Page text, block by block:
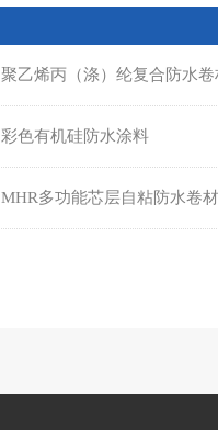
聚乙烯丙（涤）纶复合防水卷
彩色有机硅防水涂料
MHR多功能芯层自粘防水卷材